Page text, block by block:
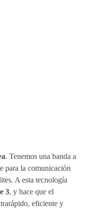
. Tenemos una banda a
para la comunicación
A esta tecnología
3, y hace que el
eficiente y